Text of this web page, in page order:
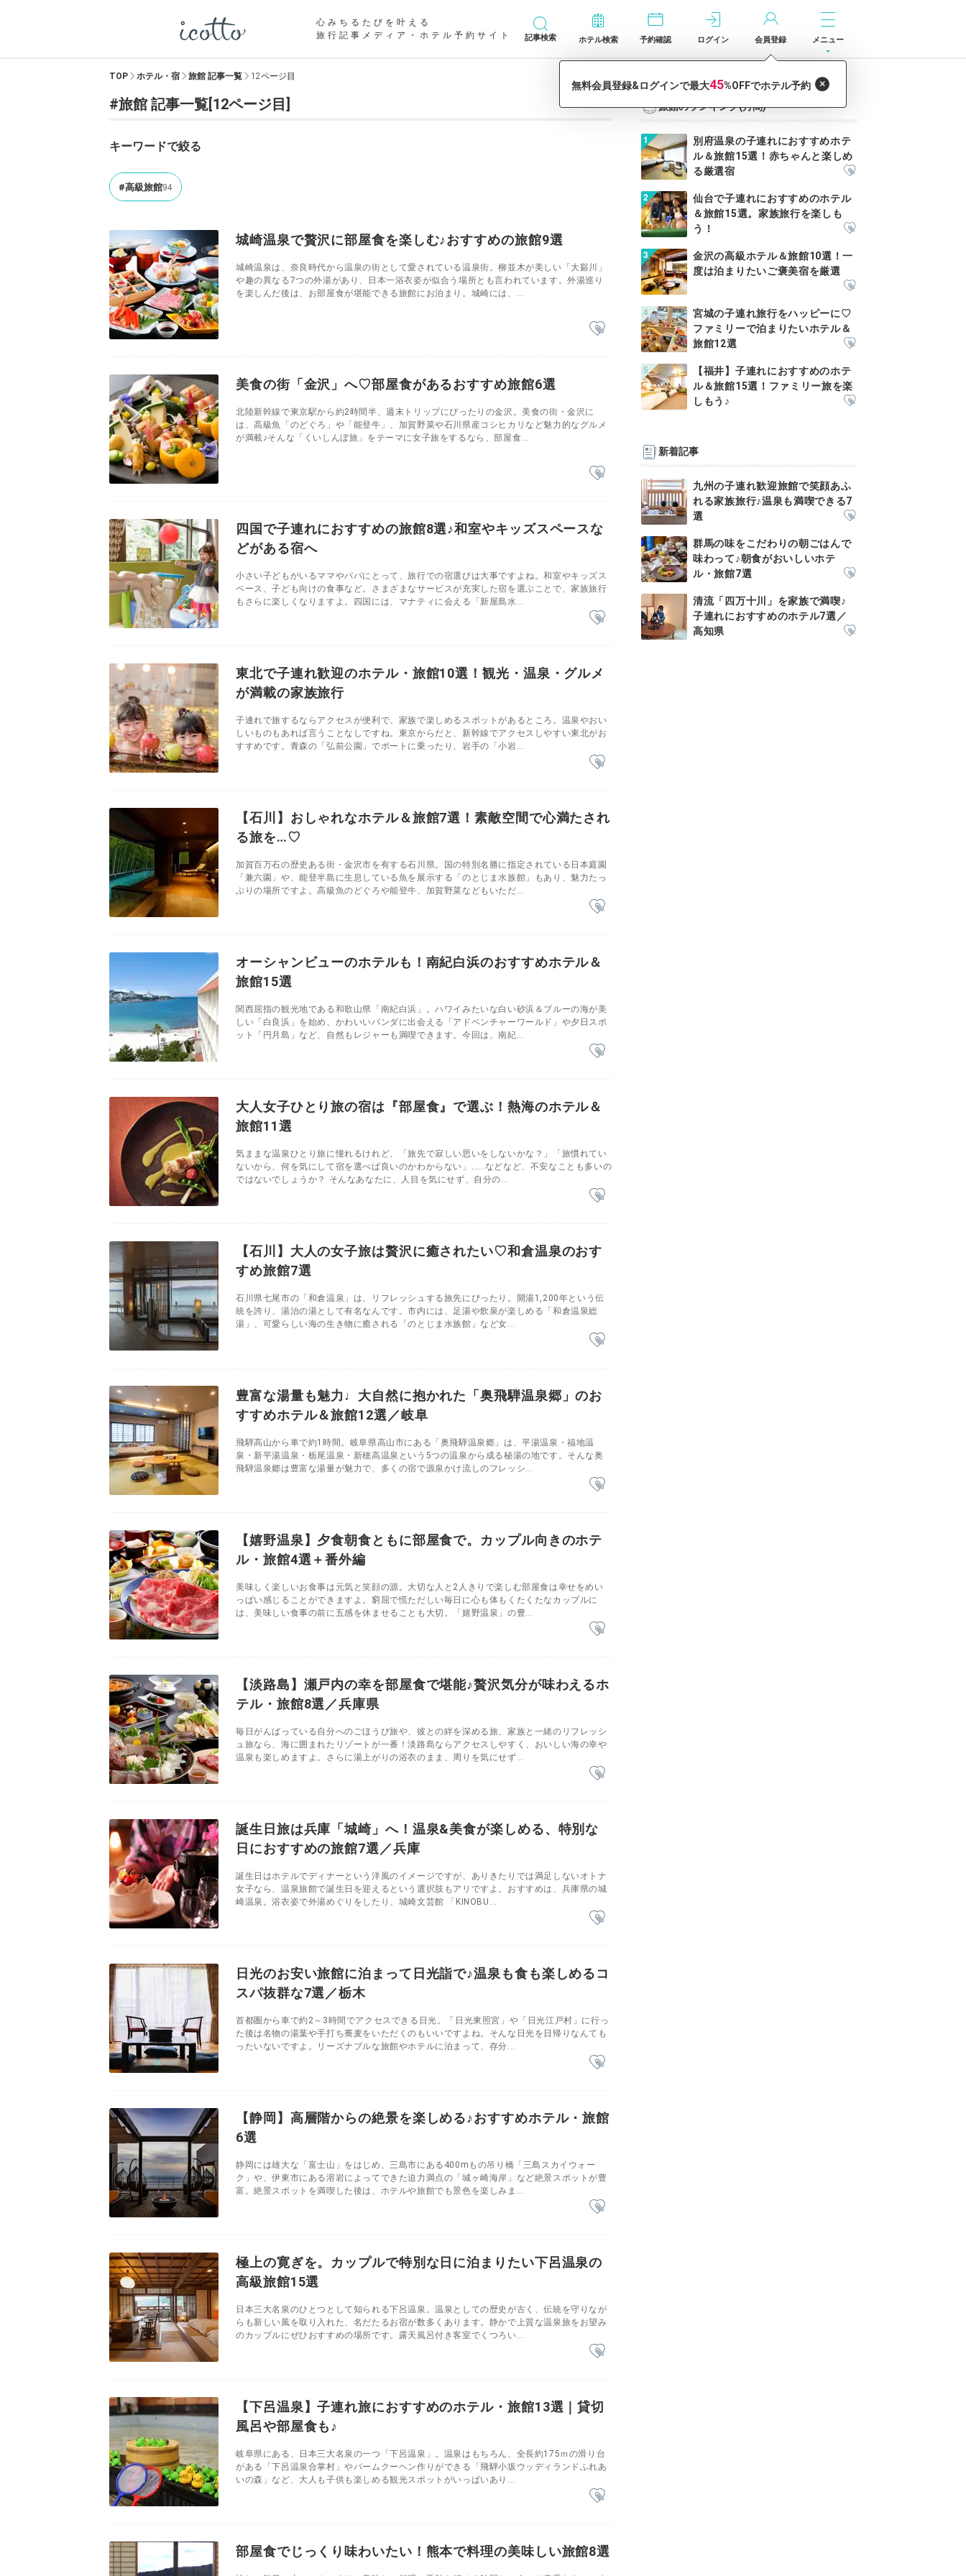
心みちるたびを叶える
旅行記事メディア・ホテル予約サイト
記事検索 ホテル検索 予約確認 ログイン 会員登録 メニュー
TOP ホテル・宿 旅館 記事一覧 12ページ目
#旅館 記事一覧[12ページ目]
キーワードで絞る
#高級旅館94
城崎温泉で贅沢に部屋食を楽しむ♪おすすめの旅館9選
城崎温泉は、奈良時代から温泉の街として愛されている温泉街。柳並木が美しい「大谿川」
や趣の異なる7つの外湯があり、日本一浴衣姿が似合う場所とも言われています。外湯巡り
を楽しんだ後は、お部屋食が堪能できる旅館にお泊まり。城崎には、...
美食の街「金沢」へ♡部屋食があるおすすめ旅館6選
北陸新幹線で東京駅から約2時間半、週末トリップにぴったりの金沢。美食の街・金沢に
は、高級魚「のどぐろ」や「能登牛」、加賀野菜や石川県産コシヒカリなど魅力的なグルメ
が満載♪そんな「くいしんぼ旅」をテーマに女子旅をするなら、部屋食...
四国で子連れにおすすめの旅館8選♪和室やキッズスペースな
どがある宿へ
小さい子どもがいるママやパパにとって、旅行での宿選びは大事ですよね。和室やキッズス
ペース、子ども向けの食事など。さまざまなサービスが充実した宿を選ぶことで、家族旅行
もさらに楽しくなりますよ。四国には、マナティに会える「新屋島水...
東北で子連れ歓迎のホテル・旅館10選！観光・温泉・グルメ
が満載の家族旅行
子連れで旅するならアクセスが便利で、家族で楽しめるスポットがあるところ。温泉やおい
しいものもあれば言うことなしですね。東京からだと、新幹線でアクセスしやすい東北がお
すすめです。青森の「弘前公園」でボートに乗ったり、岩手の「小岩...
【石川】おしゃれなホテル＆旅館7選！素敵空間で心満たされ
る旅を…♡
加賀百万石の歴史ある街・金沢市を有する石川県。国の特別名勝に指定されている日本庭園
「兼六園」や、能登半島に生息している魚を展示する「のとじま水族館」もあり、魅力たっ
ぷりの場所ですよ。高級魚のどぐろや能登牛、加賀野菜などもいただ...
オーシャンビューのホテルも！南紀白浜のおすすめホテル＆
旅館15選
関西屈指の観光地である和歌山県「南紀白浜」。ハワイみたいな白い砂浜＆ブルーの海が美
しい「白良浜」を始め、かわいいパンダに出会える「アドベンチャーワールド」や夕日スポ
ット「円月島」など、自然もレジャーも満喫できます。今回は、南紀...
大人女子ひとり旅の宿は『部屋食』で選ぶ！熱海のホテル＆
旅館11選
気ままな温泉ひとり旅に憧れるけれど、「旅先で寂しい思いをしないかな？」「旅慣れてい
ないから、何を気にして宿を選べば良いのかわからない」……などなど、不安なことも多いの
ではないでしょうか？ そんなあなたに、人目を気にせず、自分の...
【石川】大人の女子旅は贅沢に癒されたい♡和倉温泉のおす
すめ旅館7選
石川県七尾市の「和倉温泉」は、リフレッシュする旅先にぴったり。開湯1,200年という伝
統を誇り、湯治の湯として有名なんです。市内には、足湯や飲泉が楽しめる「和倉温泉総
湯」、可愛らしい海の生き物に癒される「のとじま水族館」など女...
豊富な湯量も魅力♩大自然に抱かれた「奥飛騨温泉郷」のお
すすめホテル＆旅館12選／岐阜
飛騨高山から車で約1時間。岐阜県高山市にある「奥飛騨温泉郷」は、平湯温泉・福地温
泉・新平湯温泉・栃尾温泉・新穂高温泉という5つの温泉から成る秘湯の地です。そんな奥
飛騨温泉郷は豊富な湯量が魅力で、多くの宿で源泉かけ流しのフレッシ...
【嬉野温泉】夕食朝食ともに部屋食で。カップル向きのホテ
ル・旅館4選＋番外編
美味しく楽しいお食事は元気と笑顔の源。大切な人と2人きりで楽しむ部屋食は幸せをめい
っぱい感じることができますよ。窮屈で慌ただしい毎日に心も体もくたくたなカップルに
は、美味しい食事の前に五感を休ませることも大切。「嬉野温泉」の豊...
【淡路島】瀬戸内の幸を部屋食で堪能♪贅沢気分が味わえるホ
テル・旅館8選／兵庫県
毎日がんばっている自分へのごほうび旅や、彼との絆を深める旅、家族と一緒のリフレッシ
ュ旅なら、海に囲まれたリゾートが一番！淡路島ならアクセスしやすく、おいしい海の幸や
温泉も楽しめますよ。さらに湯上がりの浴衣のまま、周りを気にせず...
誕生日旅は兵庫「城崎」へ！温泉&美食が楽しめる、特別な
日におすすめの旅館7選／兵庫
誕生日はホテルでディナーという洋風のイメージですが、ありきたりでは満足しないオトナ
女子なら、温泉旅館で誕生日を迎えるという選択肢もアリですよ。おすすめは、兵庫県の城
崎温泉。浴衣姿で外湯めぐりをしたり、城崎文芸館 「KINOBU...
日光のお安い旅館に泊まって日光詣で♪温泉も食も楽しめるコ
スパ抜群な7選／栃木
首都圏から車で約2～3時間でアクセスできる日光。「日光東照宮」や「日光江戸村」に行っ
た後は名物の湯葉や手打ち蕎麦をいただくのもいいですよね。そんな日光を日帰りなんても
ったいないですよ。リーズナブルな旅館やホテルに泊まって、存分...
【静岡】高層階からの絶景を楽しめる♪おすすめホテル・旅館
6選
静岡には雄大な「富士山」をはじめ、三島市にある400mもの吊り橋「三島スカイウォー
ク」や、伊東市にある溶岩によってできた迫力満点の「城ヶ崎海岸」など絶景スポットが豊
富。絶景スポットを満喫した後は、ホテルや旅館でも景色を楽しみま...
極上の寛ぎを。カップルで特別な日に泊まりたい下呂温泉の
高級旅館15選
日本三大名泉のひとつとして知られる下呂温泉。温泉としての歴史が古く、伝統を守りなが
らも新しい風を取り入れた、名だたるお宿が数多くあります。静かで上質な温泉旅をお望み
のカップルにぜひおすすめの場所です。露天風呂付き客室でくつろい...
【下呂温泉】子連れ旅におすすめのホテル・旅館13選｜貸切
風呂や部屋食も♪
岐阜県にある、日本三大名泉の一つ「下呂温泉」。温泉はもちろん、全長約175ｍの滑り台
がある「下呂温泉合掌村」やバームクーヘン作りができる「飛騨小坂ウッディランドふれあ
いの森」など、大人も子供も楽しめる観光スポットがいっぱいあり...
部屋食でじっくり味わいたい！熊本で料理の美味しい旅館8選
旅館のランキング(月間)
別府温泉の子連れにおすすめホテ
ル＆旅館15選！赤ちゃんと楽しめ
る厳選宿
仙台で子連れにおすすめのホテル
＆旅館15選。家族旅行を楽しも
う！
金沢の高級ホテル＆旅館10選！一
度は泊まりたいご褒美宿を厳選
宮城の子連れ旅行をハッピーに♡
ファミリーで泊まりたいホテル＆
旅館12選
【福井】子連れにおすすめのホテ
ル＆旅館15選！ファミリー旅を楽
しもう♪
新着記事
九州の子連れ歓迎旅館で笑顔あふ
れる家族旅行♪温泉も満喫できる7
選
群馬の味をこだわりの朝ごはんで
味わって♪朝食がおいしいホテ
ル・旅館7選
清流「四万十川」を家族で満喫♪
子連れにおすすめのホテル7選／
高知県